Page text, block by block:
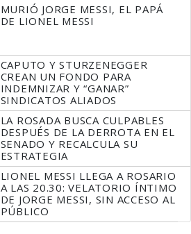
MURIÓ JORGE MESSI, EL PAPÁ
DE LIONEL MESSI
CAPUTO Y STURZENEGGER
CREAN UN FONDO PARA
INDEMNIZAR Y “GANAR”
SINDICATOS ALIADOS
LA ROSADA BUSCA CULPABLES
DESPUÉS DE LA DERROTA EN EL
SENADO Y RECALCULA SU
ESTRATEGIA
LIONEL MESSI LLEGA A ROSARIO
A LAS 20.30: VELATORIO ÍNTIMO
DE JORGE MESSI, SIN ACCESO AL
PÚBLICO